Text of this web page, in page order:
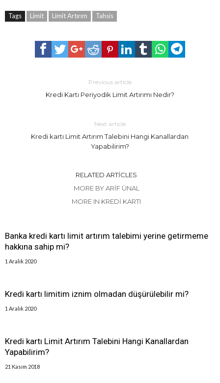
Tags Limit Limit Artırım Tahsis
Previous article
Kredi Kartı Periyodik Limit Artırımı Nedir?
Next article
Kredi kartı Limit Artırım Talebini Hangi Kanallardan
Yapabilirim?
RELATED ARTICLES
MORE BY ARIF ÜNAL
MORE IN KREDI KARTI
Banka kredi kartı limit artırım talebimi yerine getirmeme
hakkına sahip mi?
1 Aralık 2020
Kredi kartı limitim iznim olmadan düşürülebilir mi?
1 Aralık 2020
Kredi kartı Limit Artırım Talebini Hangi Kanallardan
Yapabilirim?
21 Kasım 2018